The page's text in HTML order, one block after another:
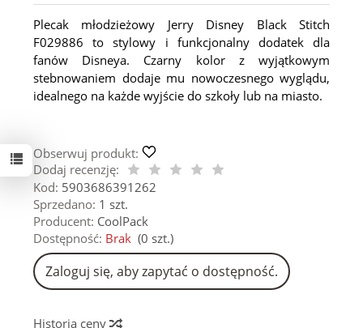
Plecak młodzieżowy Jerry Disney Black Stitch
F029886 to stylowy i funkcjonalny dodatek dla
fanów Disneya. Czarny kolor z wyjątkowym
stebnowaniem dodaje mu nowoczesnego wyglądu,
idealnego na każde wyjście do szkoły lub na miasto.
Obserwuj produkt:
Dodaj recenzję:
Kod: 5903686391262
Sprzedano: 1 szt.
Producent: CoolPack
Dostępność: Brak (0 szt.)
Zaloguj się, aby zapytać o dostępność.
Historia ceny